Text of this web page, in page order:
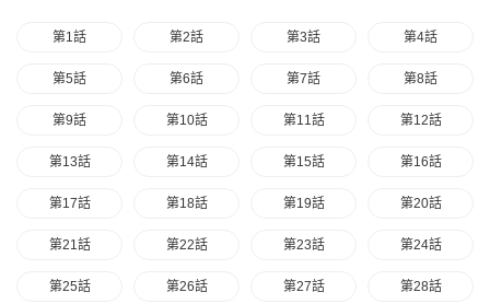
第1話 第2話 第3話 第4話
第5話 第6話 第7話 第8話
第9話 第10話 第11話 第12話
第13話 第14話 第15話 第16話
第17話 第18話 第19話 第20話
第21話 第22話 第23話 第24話
第25話 第26話 第27話 第28話